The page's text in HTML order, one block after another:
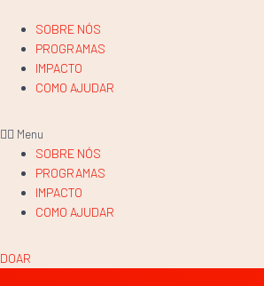
SOBRE NÓS
PROGRAMAS
IMPACTO
COMO AJUDAR
Menu
SOBRE NÓS
PROGRAMAS
IMPACTO
COMO AJUDAR
DOAR